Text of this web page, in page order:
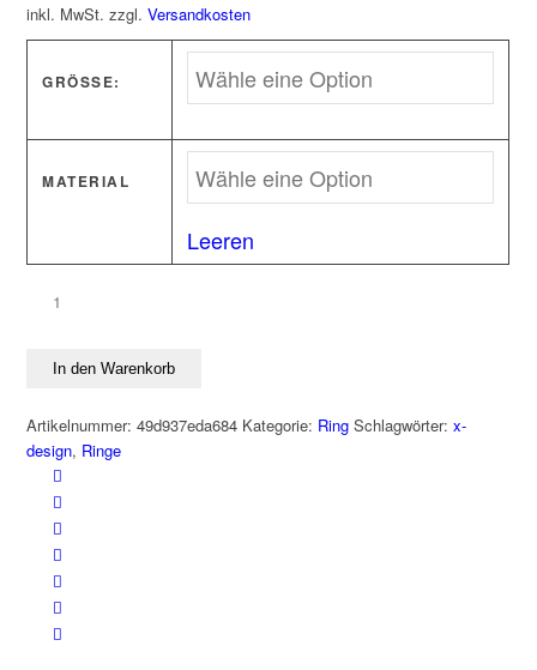
inkl. MwSt.zzgl.Versandkosten
GRÖSSE:
MATERIAL
Leeren
Stempelring
Edelstahl
In den Warenkorb
Artikelnummer:49d937eda684 Kategorie: Ring Schlagwörter:x-
design, Ringe